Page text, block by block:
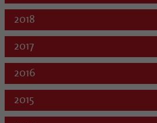
2018
2017
2016
2015